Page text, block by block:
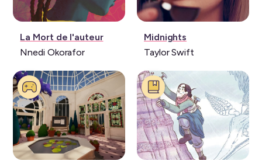
Livre:
La Mort de l'auteur
Nnedi Okorafor
Musique:
Midnights
Taylor Swift